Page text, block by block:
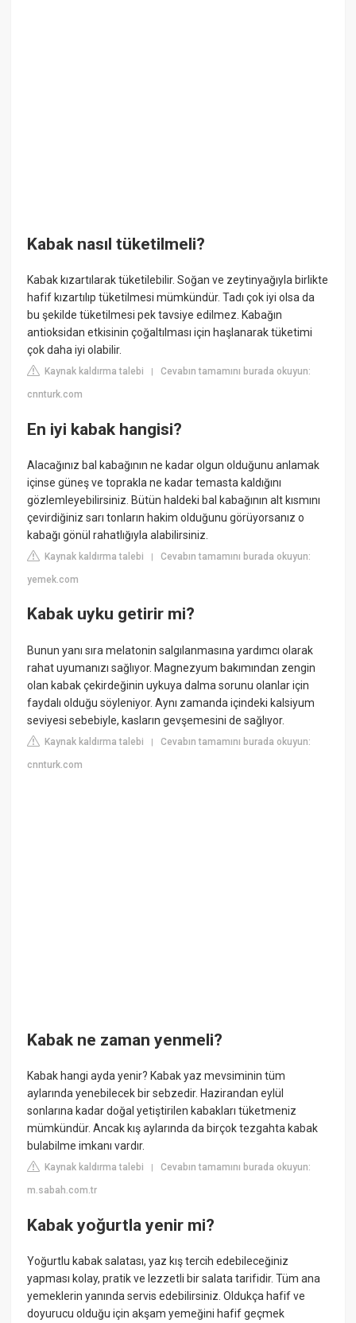
Kabak nasıl tüketilmeli?
Kabak kızartılarak tüketilebilir. Soğan ve zeytinyağıyla birlikte
hafif kızartılıp tüketilmesi mümkündür. Tadı çok iyi olsa da
bu şekilde tüketilmesi pek tavsiye edilmez. Kabağın
antioksidan etkisinin çoğaltılması için haşlanarak tüketimi
çok daha iyi olabilir.
Kaynak kaldırma talebi |Cevabın tamamını burada okuyun:
cnnturk.com
En iyi kabak hangisi?
Alacağınız bal kabağının ne kadar olgun olduğunu anlamak
içinse güneş ve toprakla ne kadar temasta kaldığını
gözlemleyebilirsiniz. Bütün haldeki bal kabağının alt kısmını
çevirdiğiniz sarı tonların hakim olduğunu görüyorsanız o
kabağı gönül rahatlığıyla alabilirsiniz.
Kaynak kaldırma talebi |Cevabın tamamını burada okuyun:
yemek.com
Kabak uyku getirir mi?
Bunun yanı sıra melatonin salgılanmasına yardımcı olarak
rahat uyumanızı sağlıyor. Magnezyum bakımından zengin
olan kabak çekirdeğinin uykuya dalma sorunu olanlar için
faydalı olduğu söyleniyor. Aynı zamanda içindeki kalsiyum
seviyesi sebebiyle, kasların gevşemesini de sağlıyor.
Kaynak kaldırma talebi |Cevabın tamamını burada okuyun:
cnnturk.com
Kabak ne zaman yenmeli?
Kabak hangi ayda yenir? Kabak yaz mevsiminin tüm
aylarında yenebilecek bir sebzedir. Hazirandan eylül
sonlarına kadar doğal yetiştirilen kabakları tüketmeniz
mümkündür. Ancak kış aylarında da birçok tezgahta kabak
bulabilme imkanı vardır.
Kaynak kaldırma talebi |Cevabın tamamını burada okuyun:
m.sabah.com.tr
Kabak yoğurtla yenir mi?
Yoğurtlu kabak salatası, yaz kış tercih edebileceğiniz
yapması kolay, pratik ve lezzetli bir salata tarifidir. Tüm ana
yemeklerin yanında servis edebilirsiniz. Oldukça hafif ve
doyurucu olduğu için akşam yemeğini hafif geçmek